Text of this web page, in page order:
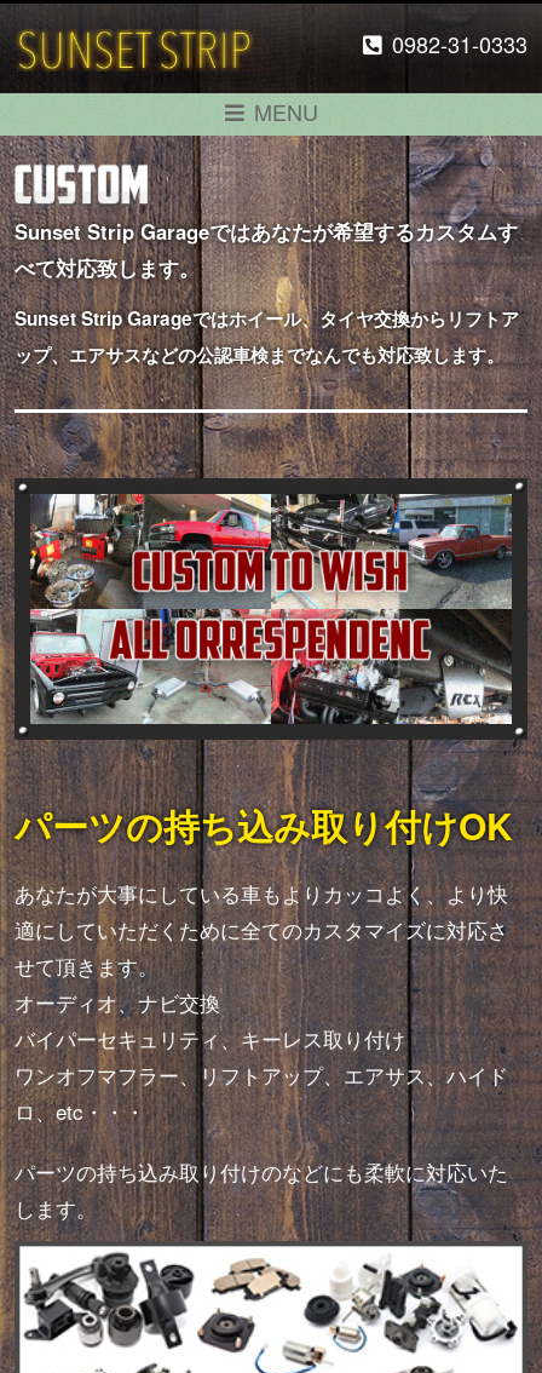
0982-31-0333
MENU
Sunset Strip Garageではあなたが希望するカスタムす
べて対応致します。
Sunset Strip Garageではホイール、タイヤ交換からリフトア
ップ、エアサスなどの公認車検までなんでも対応致します。
パーツの持ち込み取り付けOK
あなたが大事にしている車もよりカッコよく、より快
適にしていただくために全てのカスタマイズに対応さ
せて頂きます。
オーディオ、ナビ交換
バイパーセキュリティ、キーレス取り付け
ワンオフマフラー、リフトアップ、エアサス、ハイド
ロ、etc・・・
パーツの持ち込み取り付けのなどにも柔軟に対応いた
します。